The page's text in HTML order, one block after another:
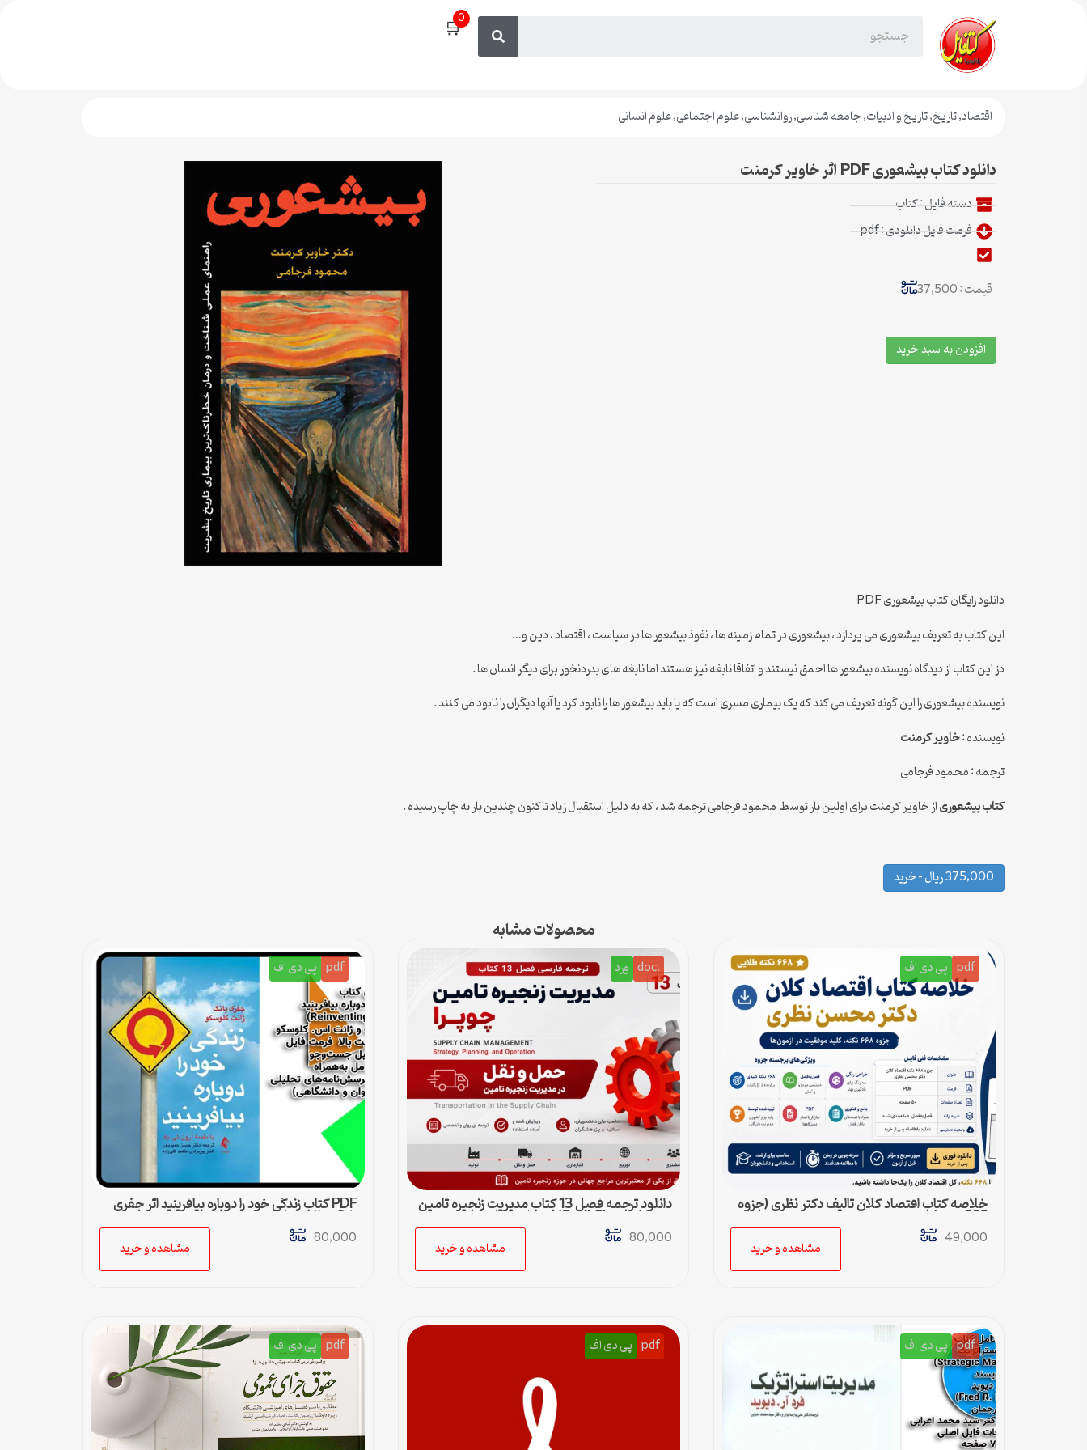
🛒0
اقتصاد,تاریخ,تاریخ و ادبیات,جامعه شناسی,روانشناسی,علوم اجتماعی,علوم انسانی
دانلود کتاب بیشعوری PDF اثر خاویر کرمنت
دسته فایل :کتاب
فرمت فایل دانلودی : pdf
قیمت : 37,500
افزودن به سبد خرید
دانلود رایگان کتاب بیشعوری PDF
این کتاب به تعریف بیشعوری می پردازد ، بیشعوری در تمام زمینه ها ، نفوذ بیشعور ها در سیاست ، اقتصاد ، دین و…
دز این کتاب از دیدگاه نویسنده بیشعور ها احمق نیستند و اتفاقا نابغه نیز هستند اما نابغه های بدردنخور برای دیگر انسان ها .
نویسنده بیشعوری را این گونه تعریف می کند که یک بیماری مسری است که یا باید بیشعور ها را نابود کرد یا آنها دیگران را نابود می کنند .
نویسنده :خاویر کرمنت
ترجمه : محمود فرجامی
کتاب بیشعوریاز خاویر کرمنت برای اولین بار توسط محمود فرجامی ترجمه شد ، که به دلیل استقبال زیاد تاکنون چندین بار به چاپ رسیده .
375,000 ریال – خرید
محصولات مشابه
pdf پی دی اف
خلاصه کتاب اقتصاد کلان تالیف دکتر نظری (جزوه
668 نکته)
49,000
مشاهده و خرید
.doc ورد
دانلود ترجمه فصل 13 کتاب مدیریت زنجیره تامین
چوپرا (Sunil Chopra) | حمل و نقل در زنجیره
تامین
80,000
مشاهده و خرید
pdf پی دی اف
PDF کتاب زندگی خود را دوباره بیافرینید اثر جفری
یانگ و ژانت کلوسکو
80,000
مشاهده و خرید
pdf پی دی اف pdf پی دی اف pdf پی دی اف